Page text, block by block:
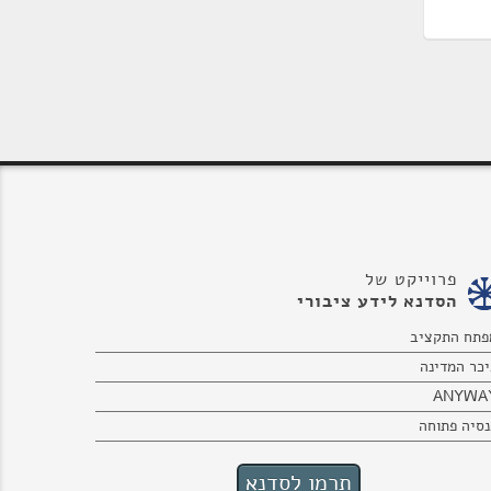
פרוייקט של
הסדנא לידע ציבורי
התקציב
המדינה
פתוחה